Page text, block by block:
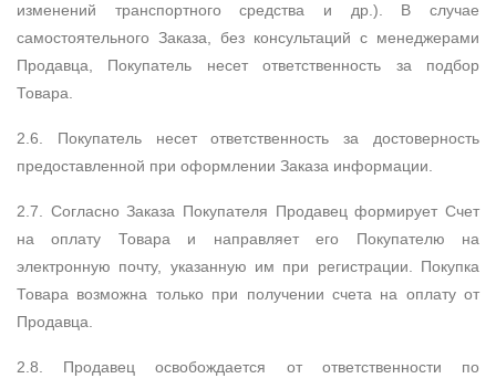
изменений транспортного средства и др.). В случае
самостоятельного Заказа, без консультаций с менеджерами
Продавца, Покупатель несет ответственность за подбор
Товара.
2.6. Покупатель несет ответственность за достоверность
предоставленной при оформлении Заказа информации.
2.7. Согласно Заказа Покупателя Продавец формирует Счет
на оплату Товара и направляет его Покупателю на
электронную почту, указанную им при регистрации. Покупка
Товара возможна только при получении счета на оплату от
Продавца.
2.8. Продавец освобождается от ответственности по